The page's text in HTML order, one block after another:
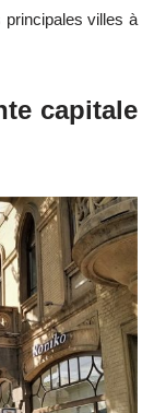
principales villes à
capitale